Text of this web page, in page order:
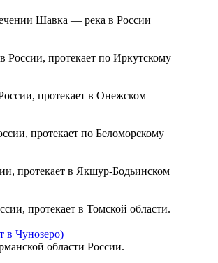
Шавка — река в России
протекает по Иркутскому
протекает в Онежском
протекает по Беломорскому
протекает в Якшур-Бодьинском
протекает в Томской области.
в Чунозеро)
области России.